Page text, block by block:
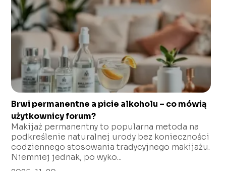
Brwi permanentne a picie alkoholu – co mówią
użytkownicy forum?
Makijaż permanentny to popularna metoda na
podkreślenie naturalnej urody bez konieczności
codziennego stosowania tradycyjnego makijażu.
Niemniej jednak, po wyko...